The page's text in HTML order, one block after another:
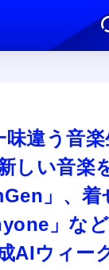
AI
ガジェット
ゲーム
味違う音
しい音楽
」、着
」な
AIウィー